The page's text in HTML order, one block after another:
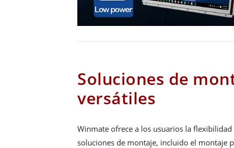
Soluciones de
versátiles
Winmate ofrece a los usuarios la
soluciones de montaje, incluido el montaje